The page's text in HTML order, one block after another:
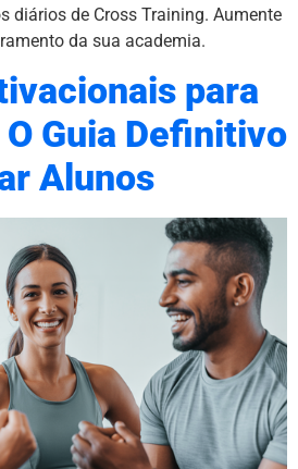
diários de Cross Training. Aumente
da sua academia.
para
Guia Definitivo
Alunos